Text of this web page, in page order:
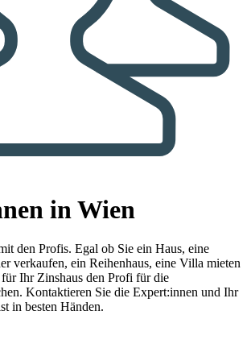
in Wien
den Profis. Egal ob Sie ein Haus, eine
verkaufen, ein Reihenhaus, eine Villa mieten
Ihr Zinshaus den Profi für die
Kontaktieren Sie die Expert:innen und Ihr
in besten Händen.